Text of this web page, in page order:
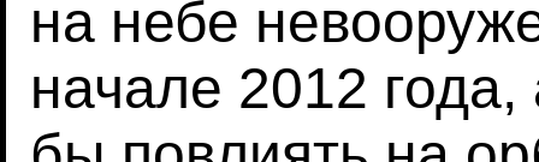
на небе
начале 2012